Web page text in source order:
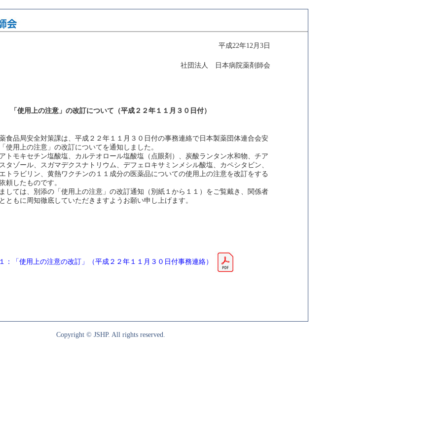
平成22年12月3日
社団法人 日本病院薬剤師会
「使用上の注意」の改訂について（平成２２年１１月３０日付）
品局安全対策課は、平成２２年１１月３０日付の事務連絡で日本製薬団体連合会安
使用上の注意」の改訂についてを通知しました。
モキセチン塩酸塩、カルテオロール塩酸塩（点眼剤）、炭酸ランタン水和物、チア
タゾール、スガマデクスナトリウム、デフェロキサミンメシル酸塩、カペシタビン、
トラビリン、黄熱ワクチンの１１成分の医薬品についての使用上の注意を改訂をする
頼したものです。
ては、別添の「使用上の注意」の改訂通知（別紙１から１１）をご覧戴き、関係者
ともに周知徹底していただきますようお願い申し上げます。
：「使用上の注意の改訂」（平成２２年１１月３０日付事務連絡）
Copyright © JSHP. All rights reserved.